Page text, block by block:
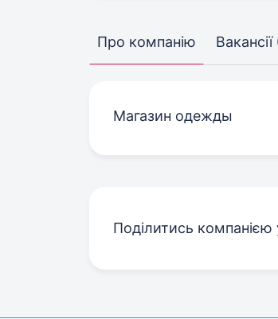
Про компанію Вакансії
Магазин одежды
Поділитись